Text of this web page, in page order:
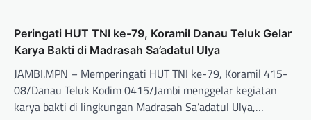
Peringati HUT TNI ke-79, Koramil Danau Teluk Gelar
Karya Bakti di Madrasah Sa’adatul Ulya
JAMBI.MPN – Memperingati HUT TNI ke-79, Koramil 415-
08/Danau Teluk Kodim 0415/Jambi menggelar kegiatan
karya bakti di lingkungan Madrasah Sa’adatul Ulya,…